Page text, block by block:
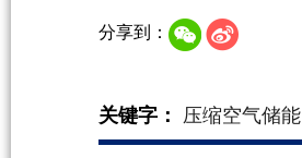
分享到：
关键字： 压缩空气储能